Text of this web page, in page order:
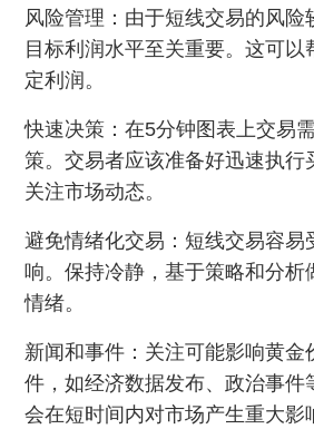
风险管理：由于短线交易的风险
目标利润水平至关重要。这可以
定利润。
快速决策：在5分钟图表上交易
策。交易者应该准备好迅速执行
关注市场动态。
避免情绪化交易：短线交易容易
响。保持冷静，基于策略和分析
情绪。
新闻和事件：关注可能影响黄金
件，如经济数据发布、政治事件
会在短时间内对市场产生重大影